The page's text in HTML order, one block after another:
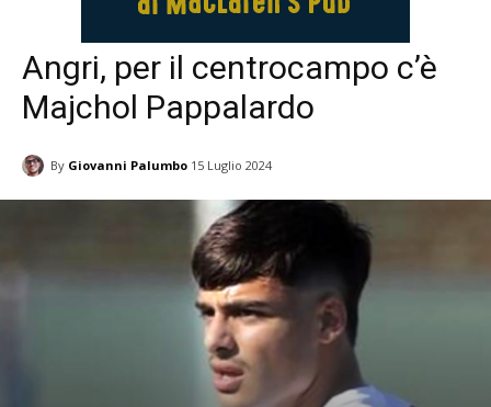
Angri, per il centrocampo c’è
Majchol Pappalardo
By Giovanni Palumbo 15 Luglio 2024